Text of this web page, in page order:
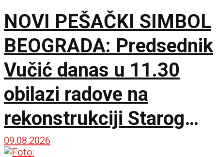
NOVI PEŠAČKI SIMBOL
BEOGRADA: Predsednik
Vučić danas u 11.30
obilazi radove na
rekonstrukciji Starog
železničkog mosta
09.08.2026